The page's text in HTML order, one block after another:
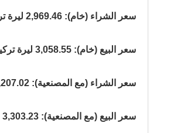
سعر الشراء (خام): 2,969.46 ليرة تركية
سعر البيع (خام): 3,058.55 ليرة تركية
سعر الشراء (مع المصنعية): 3,207.02 ليرة تركية
سعر البيع (مع المصنعية): 3,303.23 ليرة تركية